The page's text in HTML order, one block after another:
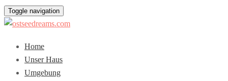
Toggle navigation
Home
Unser Haus
Umgebung